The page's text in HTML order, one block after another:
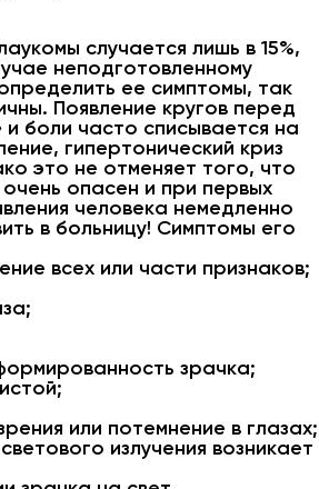
случается лишь в 15%,
неподготовленному
ее симптомы, так
Появление кругов перед
и боли часто списывается на
гипертонический криз
это не отменяет того, что
опасен и при первых
человека немедленно
в больницу! Симптомы его
всех или части признаков;
зрачка;
или потемнение в глазах;
излучения возникает